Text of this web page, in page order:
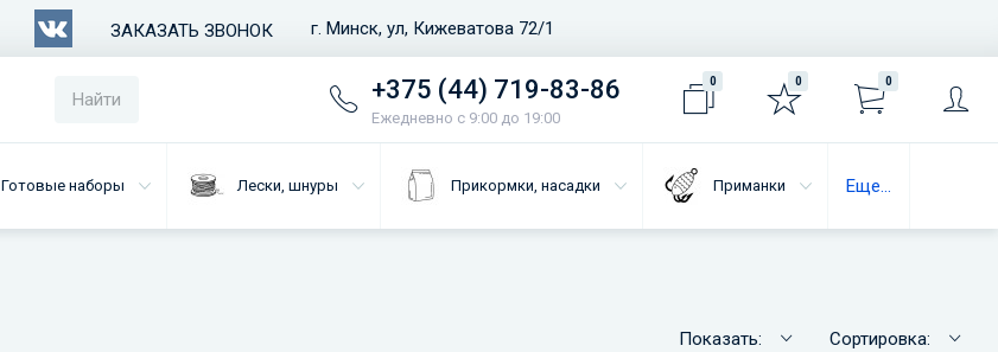
ЗАКАЗАТЬ ЗВОНОК г. Минск, ул, Кижеватова 72/1
Найти +375 (44) 719-83-86
Ежедневно с 9:00 до 19:00
0 0 0
Готовые наборы Лески, шнуры Прикормки, насадки Приманки Еще...
Показать: Сортировка: